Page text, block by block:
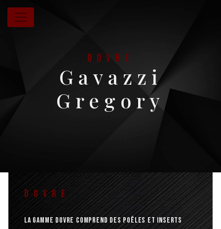
Panneau de gestion des cookies
DOVRE
Gavazzi
Gregory
DOVRE
La gamme Dovre comprend des poêles et inserts